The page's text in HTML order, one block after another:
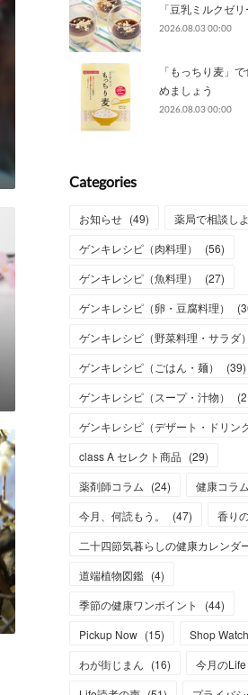
「豆乳ミルクゼリ
2026.08.03 00:00
「もっちり麦」
めましょう
2026.08.03 00:00
Categories
お知らせ (49) 薬局で相談し
ゲンキレシピ（肉料理）
(56)
ゲンキレシピ（魚料理）
(27)
ゲンキレシピ（卵・豆腐料理）
(
ゲンキレシピ（野菜料理・サラダ）
ゲンキレシピ（ごはん・麺）
(39)
ゲンキレシピ（スープ・汁物）
(
ゲンキレシピ（デザート・ドリン
class A セレクト商品 (29)
薬剤師コラム (24) 健康コラム
今月、何読もう。
(47) 香り
二十四節気暮らしの健康カレンダ
道端植物図鑑 (4)
季節の健康ワンポイント
(44)
Pickup Now (15) Shop Watch
わが街じまん (16) 今月のLife